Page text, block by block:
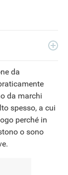
digitale, è
da
da marchi
spesso, a cui
perché in
o sono